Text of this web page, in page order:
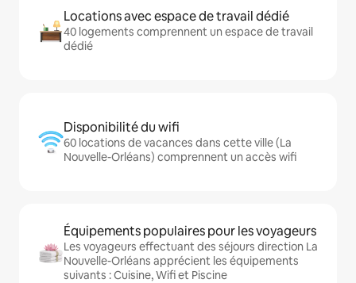
Locations avec espace de travail dédié
40 logements comprennent un espace de travail
dédié
Disponibilité du wifi
60 locations de vacances dans cette ville (La
Nouvelle-Orléans) comprennent un accès wifi
Équipements populaires pour les voyageurs
Les voyageurs effectuant des séjours direction La
Nouvelle-Orléans apprécient les équipements
suivants : Cuisine, Wifi et Piscine